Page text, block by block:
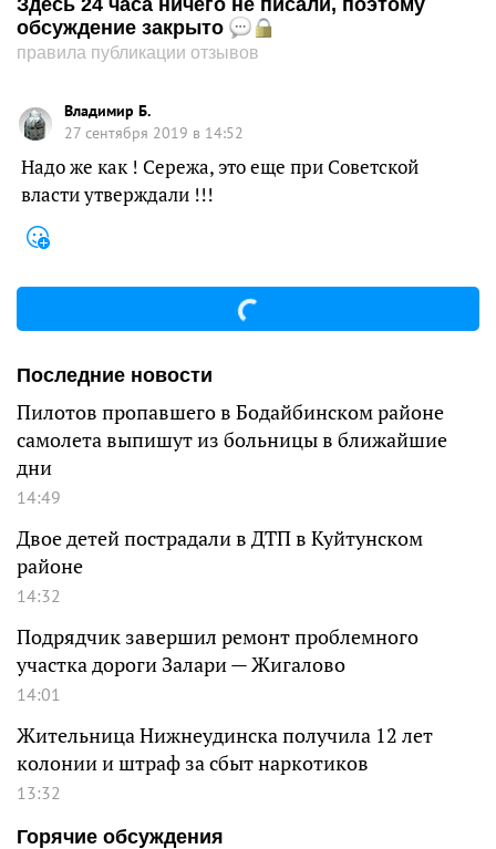
Здесь 24 часа ничего не писали, поэтому
обсуждение закрыто
правила публикации отзывов
Владимир Б.
27 сентября 2019 в 14:52
Надо же как ! Сережа, это еще при Советской
власти утверждали !!!
Последние новости
Пилотов пропавшего в Бодайбинском районе
самолета выпишут из больницы в ближайшие
дни
14:49
Двое детей пострадали в ДТП в Куйтунском
районе
14:32
Подрядчик завершил ремонт проблемного
участка дороги Залари — Жигалово
14:01
Жительница Нижнеудинска получила 12 лет
колонии и штраф за сбыт наркотиков
13:32
Горячие обсуждения